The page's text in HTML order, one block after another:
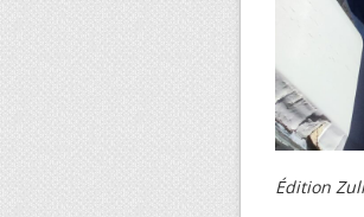
Édition